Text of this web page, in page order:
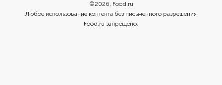
©2026, Food.ru
Любое использование контента без письменного разрешения
Food.ru запрещено.